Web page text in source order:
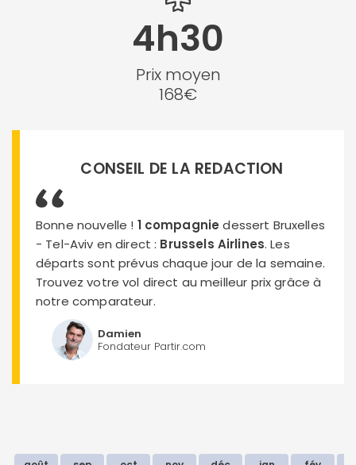
4h30
Prix moyen
168€
CONSEIL DE LA REDACTION
Bonne nouvelle ! 1 compagnie dessert Bruxelles
- Tel-Aviv en direct : Brussels Airlines. Les
départs sont prévus chaque jour de la semaine.
Trouvez votre vol direct au meilleur prix grâce à
notre comparateur.
Damien
Fondateur Partir.com